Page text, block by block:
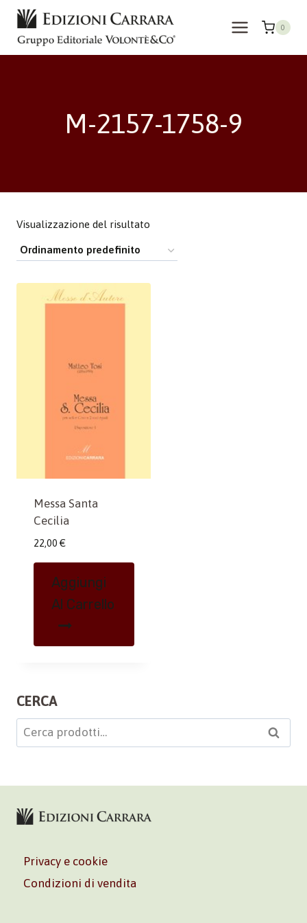
Salta
contenuto
0
M-2157-1758-9
Visualizzazione del risultato
Messa Santa
Cecilia
22,00 €
Aggiungi
Al Carrello
CERCA
Cerca: Cerca
Privacy e cookie
Condizioni di vendita